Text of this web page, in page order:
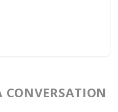
CONVERSATION